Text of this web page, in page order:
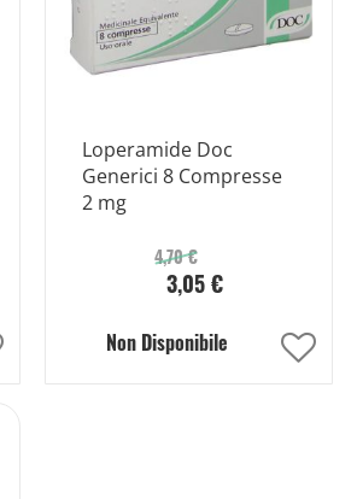
Aggiungi
Loperamide Doc
Generici 8 Compresse
2 mg
4,70 €
3,05 €
Non Disponibile